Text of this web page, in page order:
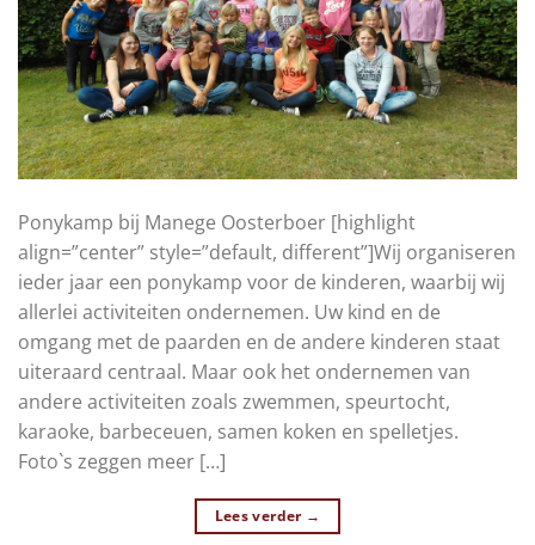
Ponykamp bij Manege Oosterboer [highlight
align=”center” style=”default, different”]Wij organiseren
ieder jaar een ponykamp voor de kinderen, waarbij wij
allerlei activiteiten ondernemen. Uw kind en de
omgang met de paarden en de andere kinderen staat
uiteraard centraal. Maar ook het ondernemen van
andere activiteiten zoals zwemmen, speurtocht,
karaoke, barbeceuen, samen koken en spelletjes.
Foto`s zeggen meer […]
Lees verder →